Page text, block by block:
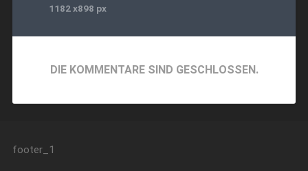
1182x898 px
DIE KOMMENTARE SIND GESCHLOSSEN.
footer_1